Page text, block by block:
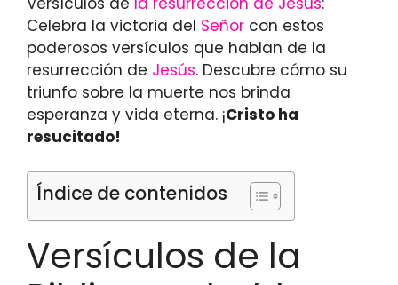
Celebra la victoria del Señor con estos
poderosos versículos que hablan de la
resurrección de Jesús. Descubre cómo su
triunfo sobre la muerte nos brinda
esperanza y vida eterna. ¡Cristo ha
resucitado!
Índice de contenidos
Versículos de la